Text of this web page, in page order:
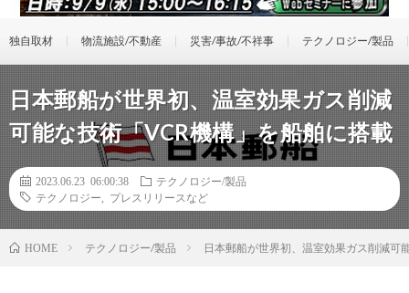
独自取材 物流施設/不動産 災害/事故/不祥事 テクノロジー/製品
日本郵船が世界初、温室効果ガス削減
可能な技術「VCR機構」を船舶に搭載
2023.06.23 06:00:38
テクノロジー/製品
テクノロジー
プレスリリースなど
HOME テクノロジー/製品 日本郵船が世界初、温室効果ガス削減可